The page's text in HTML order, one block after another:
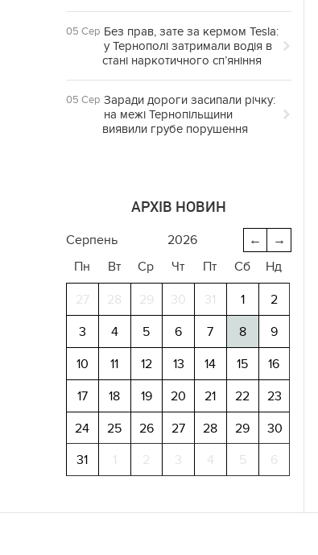
05 Сер Без прав, зате за кермом Tesla:
у Тернополі затримали водія в
стані наркотичного сп’яніння
05 Сер Заради дороги засипали річку:
на межі Тернопільщини
виявили грубе порушення
АРХІВ НОВИН
→
←
серпень
2026
Пн
Вт Ср Чт Пт Сб Нд
27 28 29 30 31 1
2
3
4 5 6 7 8
9
10
11 12 13 14 15
16
17
18 19 20 21 22
23
24
25 26 27 28 29
30
31
1 2 3 4 5 6